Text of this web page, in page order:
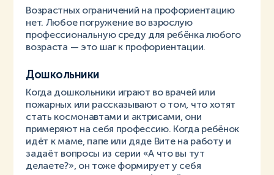
Возрастных ограничений на профориентацию
нет. Любое погружение во взрослую
профессиональную среду для ребёнка любого
возраста — это шаг к профориентации.
Дошкольники
Когда дошкольники играют во врачей или
пожарных или рассказывают о том, что хотят
стать космонавтами и актрисами, они
примеряют на себя профессию. Когда ребёнок
идёт к маме, папе или дяде Вите на работу и
задаёт вопросы из серии «А что вы тут
делаете?», он тоже формирует у себя